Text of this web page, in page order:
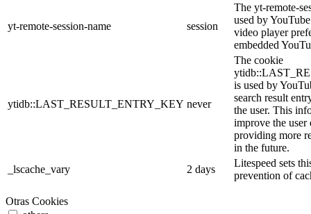
yt-remote-session-name session
The yt-remote-
used by
video player
embedded
ytidb::LAST_RESULT_ENTRY_KEY never
The cookie
is used by
search result
the user. This
improve the user
providing more
in the future.
_lscache_vary
2 days
Litespeed sets
prevention of
Otras Cookies